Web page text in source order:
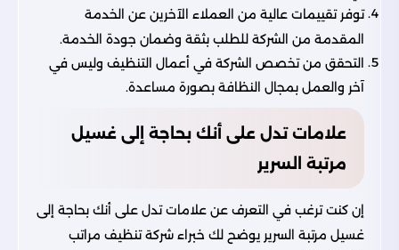
توفر تقييمات عالية من العملاء الآخرين عن الخدمة
المقدمة من الشركة للطلب بثقة وضمان جودة الخدمة.
التحقق من تخصص الشركة في أعمال التنظيف وليس في
آخر والعمل بمجال النظافة بصورة مساعدة.
علامات تدل على أنك بحاجة إلى غسيل
مرتبة السرير
إن كنت ترغب في التعرف عن علامات تدل على أنك بحاجة إلى
غسيل مرتبة السرير يوضح لك خبراء شركة تنظيف مراتب